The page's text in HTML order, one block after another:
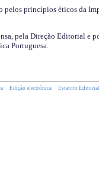
pelos princípios éticos da
pela Direção Editorial e
Portuguesa.
Edição electrónica Estatuto Editorial